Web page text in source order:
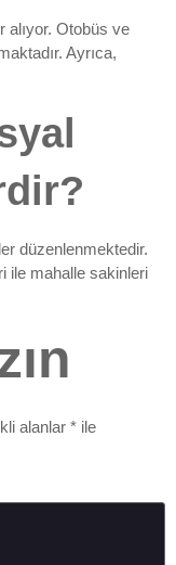
alıyor. Otobüs ve
Ayrıca,
düzenlenmektedir.
ile mahalle sakinleri
alanlar * ile